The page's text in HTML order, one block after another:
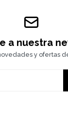
a nuestra
y ofertas